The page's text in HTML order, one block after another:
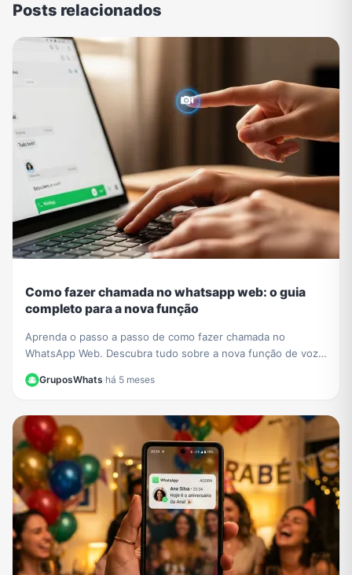
Posts relacionados
Como fazer chamada no whatsapp web: o guia
completo para a nova função
Aprenda o passo a passo de como fazer chamada no
WhatsApp Web. Descubra tudo sobre a nova função de voz
e vídeo que chegou ao navegador sem instalar nada.
GruposWhats·há 5 meses